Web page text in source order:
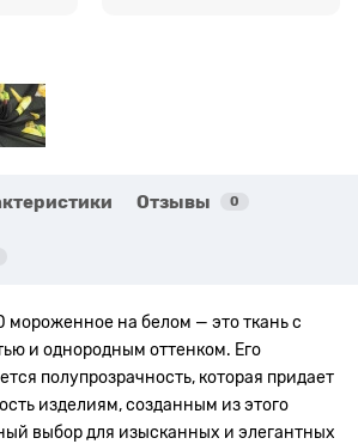
Отзывы 0
мороженное на белом — это ткань с
и однородным оттенком. Его
полупрозрачность, которая придает
изделиям, созданным из этого
выбор для изысканных и элегантных